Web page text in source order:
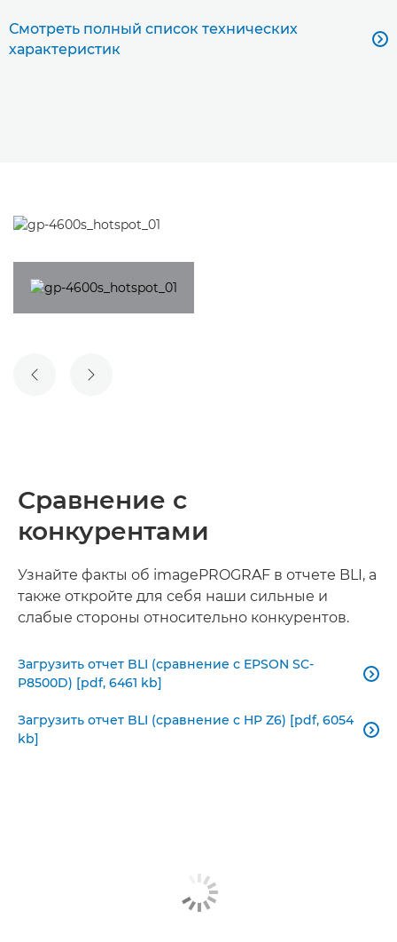
Смотреть полный список технических
характеристик

ПРЕДЫДУЩИЙ СЛАЙД
СЛЕДУЮЩИЙ СЛАЙД
Сравнение с
конкурентами
Узнайте факты об imagePROGRAF в отчете BLI, а
также откройте для себя наши сильные и
слабые стороны относительно конкурентов.
Загрузить отчет BLI (сравнение с EPSON SC-
P8500D) [pdf, 6461 kb]

Загрузить отчет BLI (сравнение с HP Z6) [pdf, 6054
kb]
